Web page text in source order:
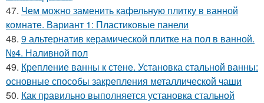
47. Чем можно заменить кафельную плитку в ванной
комнате. Вариант 1: Пластиковые панели
48. 9 альтернатив керамической плитке на пол в ванной.
№4. Наливной пол
49. Крепление ванны к стене. Установка стальной ванны:
основные способы закрепления металлической чаши
50. Как правильно выполняется установка стальной